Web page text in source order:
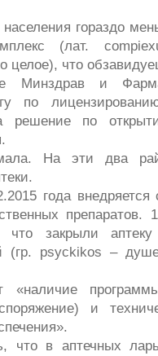
населения гораздо
(лат.
целое), что
Минздрав и
по
решение по
На эти два
года внедряется
что закрыли
(гр. psуckikos –
«наличие
и
что в аптечных